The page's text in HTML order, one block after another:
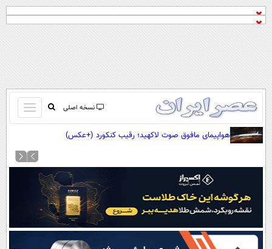
نسخه اصلی
باز
و
کردن
صفحه اول
آرشیو
نظرسنجی
آب و هوا
اوقات شرعی
هواپیمای مافوق صوت لاکهید؛ رقیب کنکورد (+عکس)